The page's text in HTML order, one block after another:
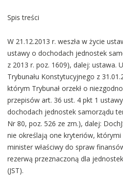
Spis treści
W 21.12.2013 r. weszła w życie
ustawy o dochodach jednostek
z 2013 r. poz. 1609), dalej: ustawa.
Trybunału Konstytucyjnego z
którym Trybunał orzekł o
przepisów art. 36 ust. 4 pkt 1
dochodach jednostek samorządu
Nr 80, poz. 526 ze zm.), dalej:
nie określają one kryteriów,
minister właściwy do spraw
rezerwą przeznaczoną dla
(JST).